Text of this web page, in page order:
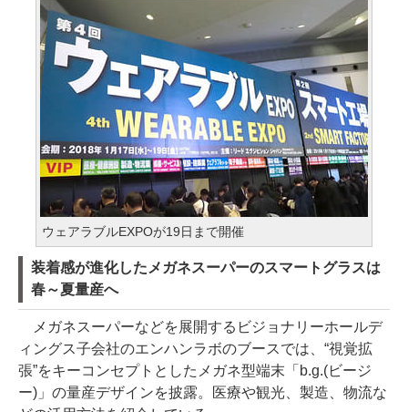
ウェアラブルEXPOが19日まで開催
装着感が進化したメガネスーパーのスマートグラスは
春～夏量産へ
メガネスーパーなどを展開するビジョナリーホールデ
ィングス子会社のエンハンラボのブースでは、“視覚拡
張”をキーコンセプトとしたメガネ型端末「b.g.(ビージ
ー)」の量産デザインを披露。医療や観光、製造、物流な